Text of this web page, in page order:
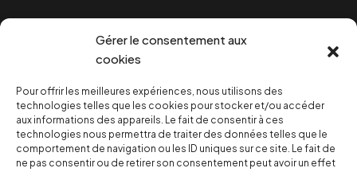
Gérer le consentement aux
cookies
Pour offrir les meilleures expériences, nous utilisons des
technologies telles que les cookies pour stocker et/ou accéder
aux informations des appareils. Le fait de consentir à ces
technologies nous permettra de traiter des données telles que le
comportement de navigation ou les ID uniques sur ce site. Le fait de
ne pas consentir ou de retirer son consentement peut avoir un effet
NOUS SOUTENIR
NOTRE NEWSLETTER